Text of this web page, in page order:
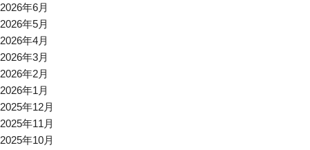
2026年6月
2026年5月
2026年4月
2026年3月
2026年2月
2026年1月
2025年12月
2025年11月
2025年10月